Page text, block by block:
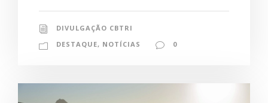
DIVULGAÇÃO CBTRI
DESTAQUE, NOTÍCIAS 0